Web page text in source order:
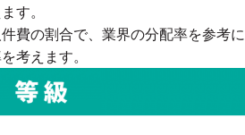
す。
費の割合で、業界の分配率を参考に
考えます。